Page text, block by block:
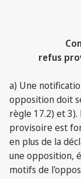
refus
a) Une
opposition doit
règle 17.2) et
provisoire est
en plus de la
une opposition,
motifs de